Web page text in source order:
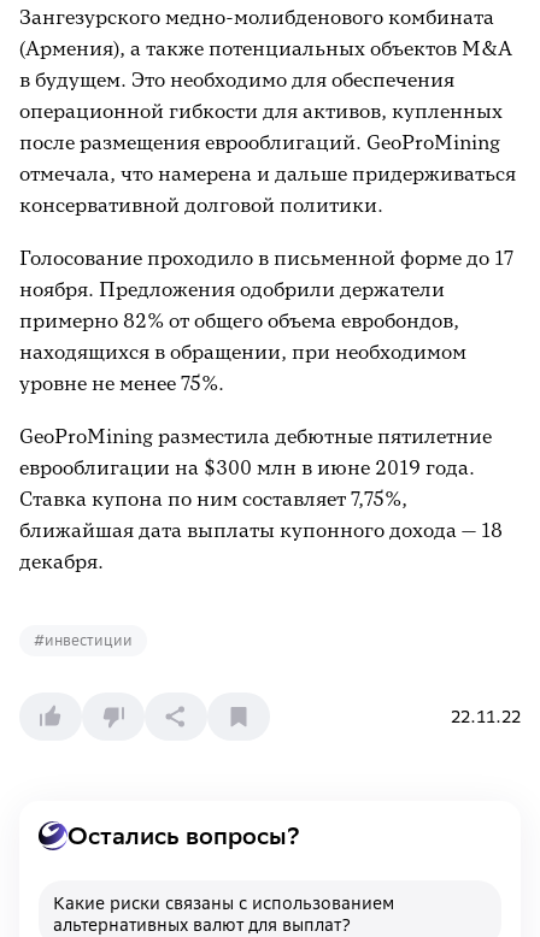
Зангезурского медно-молибденового комбината
(Армения), а также потенциальных объектов M&A
в будущем. Это необходимо для обеспечения
операционной гибкости для активов, купленных
после размещения еврооблигаций. GeoProMining
отмечала, что намерена и дальше придерживаться
консервативной долговой политики.
Голосование проходило в письменной форме до 17
ноября. Предложения одобрили держатели
примерно 82% от общего объема евробондов,
находящихся в обращении, при необходимом
уровне не менее 75%.
GeoProMining разместила дебютные пятилетние
еврооблигации на $300 млн в июне 2019 года.
Ставка купона по ним составляет 7,75%,
ближайшая дата выплаты купонного дохода — 18
декабря.
#инвестиции
22.11.22
Остались вопросы?
Какие риски связаны с использованием
альтернативных валют для выплат?